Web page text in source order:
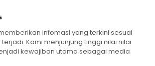
infomasi yang terkini sesuai
Kami menjunjung tinggi nilai nilai
kewajiban utama sebagai media